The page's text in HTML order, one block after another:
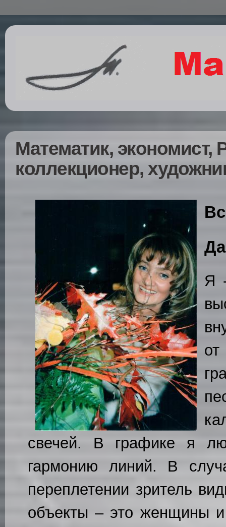
Математик, экономист,
коллекционер,
Я
свечей. В графике я
гармонию линий. В
переплетении зритель
объекты – это женщины